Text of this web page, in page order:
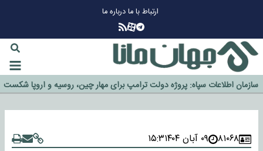
ارتباط با مادرباره ما
گزینه جدایی اوسمار روی میز مدیران پرسپولیس
آیا رئیس جمهور آمریکا قانون را دور می‌زند؟
اخراج رسمی چهره نامدار از پرسپولیس
سازمان اطلاعات سپاه: پروژه دولت ترامپ برای مهار چین، روسیه و اروپا شکست
خورد
۸۱۰۶۸ ۰۹ آبان ۱۴۰۴
۱۵:۳